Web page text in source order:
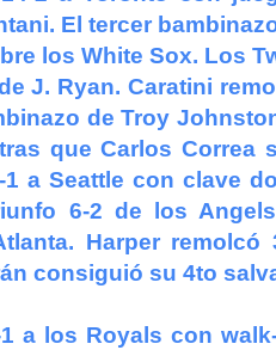
El tercer
los White Sox. Los
J. Ryan. Caratini
de Troy
que Carlos Correa
a Seattle con clave
6-2 de los
Harper
consiguió su 4to
a los Royals con